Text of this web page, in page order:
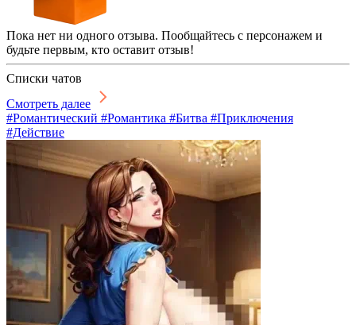
Пока нет ни одного отзыва. Пообщайтесь с персонажем и
будьте первым, кто оставит отзыв!
Списки чатов
Смотреть далее
#Романтический #Романтика #Битва #Приключения
#Действие